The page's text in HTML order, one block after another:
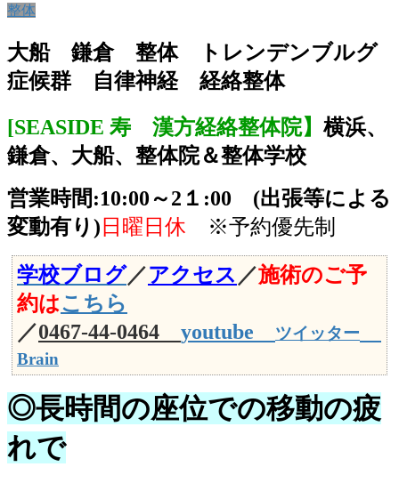
整体
大船 鎌倉 整体 トレンデンブルグ
症候群 自律神経 経絡整体
[SEASIDE 寿 漢方経絡整体院】 横浜、
鎌倉、大船、整体院＆整体学校
営業時間:10:00～2１:00 (出張等による
変動有り) 日曜日休 ※予約優先制
学校ブログ／アクセス ／施術のご予
約はこちら
／0467-44-0464 youtube
ツイッター
Brain
◎長時間の座位での移動の疲
れで